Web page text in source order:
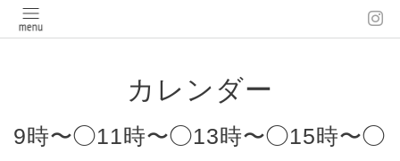
カレンダー
9時〜◯11時〜◯13時〜◯15時〜◯